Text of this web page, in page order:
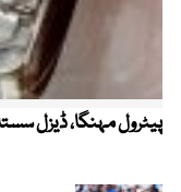
پیٹرول مہنگا، ڈیزل